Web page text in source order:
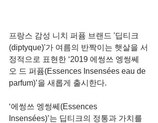
프랑스 감성 니치 퍼퓸 브랜드 '딥티크
(diptyque)'가 여름의 반짝이는 햇살을 서
정적으로 표현한 ‘2019 에썽쓰 엥썽쎄
오 드 퍼퓸(Essences Insensées eau de
parfum)’을 새롭게 출시한다.
‘에썽쓰 엥썽쎄(Essences
Insensées)’는 딥티크의 정통과 가치를